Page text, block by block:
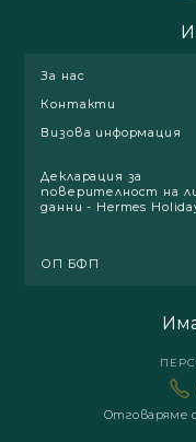
За нас
Контакти
Визова информация
Декларация за
поверителност на
данни - Hermes
ОП БФП
Отговаряме